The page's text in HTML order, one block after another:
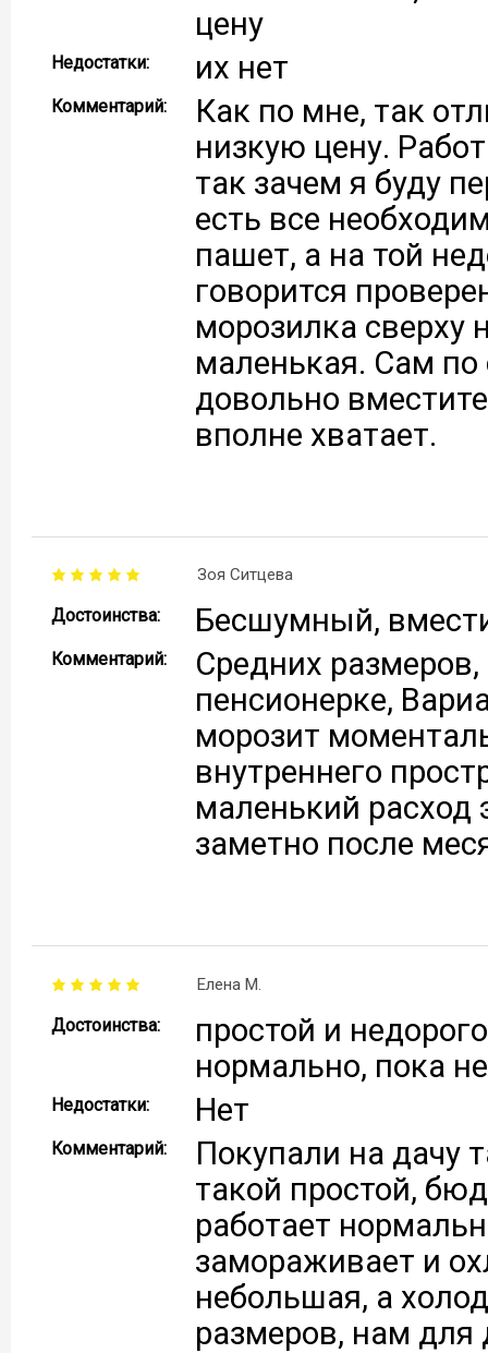
цену
Недостатки: их нет
Комментарий:
Как по мне, так
низкую цену.
так зачем я буду
есть все
пашет, а на той
говорится
морозилка сверху
маленькая. Сам по
довольно
вполне хватает.
Зоя Ситцева
Достоинства: Бесшумный,
Комментарий:
Средних
пенсионерке,
морозит
внутреннего
маленький расход
заметно после
Елена М.
Достоинства:
простой и
нормально, пока
Недостатки: Нет
Комментарий:
Покупали на дачу
такой простой,
работает
замораживает и
небольшая, а
размеров, нам для